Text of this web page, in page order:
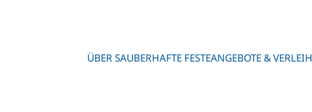
ÜBER SAUBERHAFTE FESTEANGEBOTE & VERLEIH